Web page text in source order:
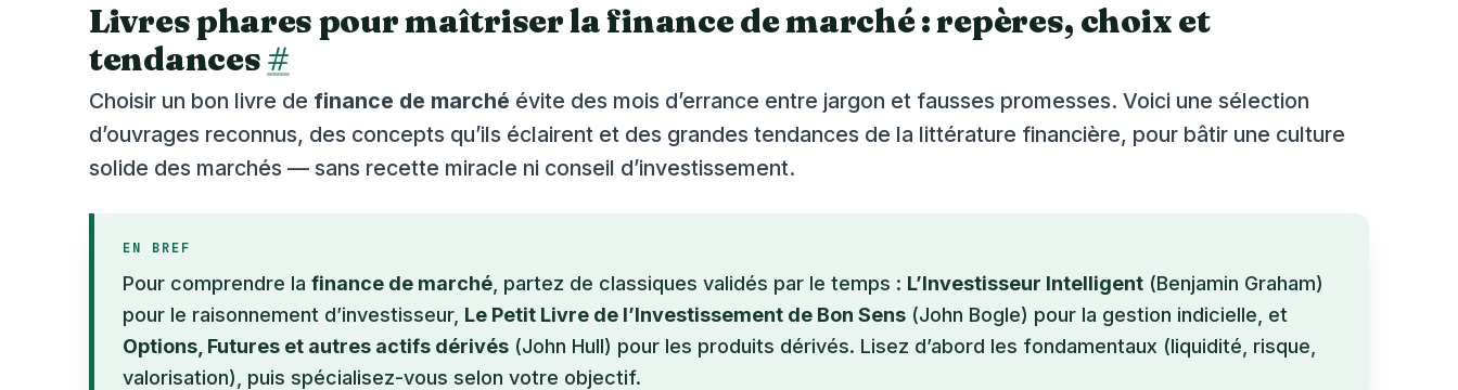
Livres phares pour maîtriser la finance de marché : repères, choix et
tendances#
Choisir un bon livre de finance de marché évite des mois d’errance entre jargon et fausses promesses. Voici une sélection
d’ouvrages reconnus, des concepts qu’ils éclairent et des grandes tendances de la littérature financière, pour bâtir une culture
solide des marchés — sans recette miracle ni conseil d’investissement.
EN BREF
Pour comprendre la finance de marché , partez de classiques validés par le temps : L’Investisseur Intelligent (Benjamin Graham)
pour le raisonnement d’investisseur, Le Petit Livre de l’Investissement de Bon Sens (John Bogle) pour la gestion indicielle, et
Options, Futures et autres actifs dérivés (John Hull) pour les produits dérivés. Lisez d’abord les fondamentaux (liquidité, risque,
valorisation), puis spécialisez-vous selon votre objectif.